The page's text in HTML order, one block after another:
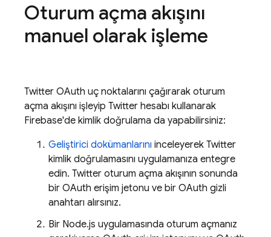
Oturum açma akışını
manuel olarak işleme
Twitter OAuth uç noktalarını çağırarak oturum
açma akışını işleyip Twitter hesabı kullanarak
Firebase'de kimlik doğrulama da yapabilirsiniz:
Geliştirici dokümanlarını inceleyerek Twitter
kimlik doğrulamasını uygulamanıza entegre
edin. Twitter oturum açma akışının sonunda
bir OAuth erişim jetonu ve bir OAuth gizli
anahtarı alırsınız.
Bir Node.js uygulamasında oturum açmanız